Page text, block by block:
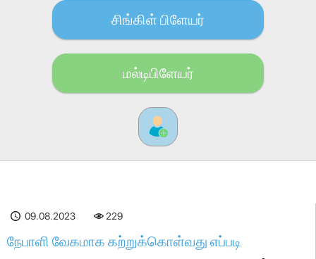
சிங்கிள் பிளேயர்
மல்டிபிளேயர்
09.08.2023 229
நேபாளி வேகமாக கற்றுக்கொள்வது எப்படி